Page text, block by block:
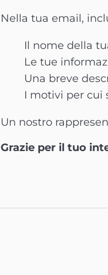
Nella tua email,
Il nome della
Le tue
Una breve
I motivi per cui
Un nostro
Grazie per il tuo